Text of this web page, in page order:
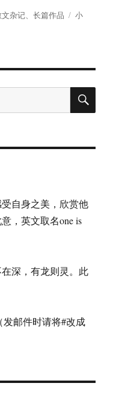
文杂记 、长篇作品
标
小
搜
自身之美，欣赏他
，英文取名one is
深，有龙则灵。此
邮件时请将#改成